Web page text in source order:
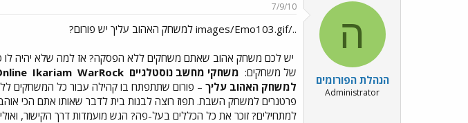
ס
ם
ב
ת
ר
ה
הנהלת הפורומים
Administrator
7/9/10
../images/Emo103.gif למשחק האהוב עליך יש פורום?
יש לכם משחק אהוב שאתם משחקים ללא הפסקה? אז למה שלא יהיה לו
של משחקים: משחקי מחשב נוסטלגיים Ikariam WarRock
למשחק האהוב עליך – פורום שתתפתח בו קהילה עבור כל המשחקים
פרטנרים למשחק השבת. תפוז רוצה לבנות בית לדבר שאותו אתם הכי
למתחילים? זוכר את כל הכללים בעל-פה? הגש מועמדות דרך הקישור,